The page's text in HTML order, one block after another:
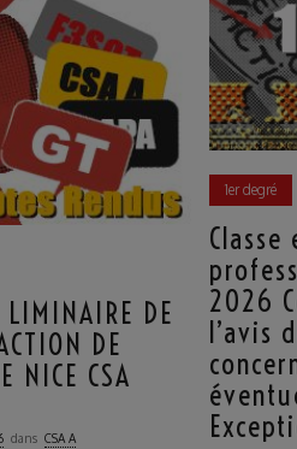
1er degré
2026
l’avis
LIMINAIRE DE
DE
NICE CSA
dans CSA A